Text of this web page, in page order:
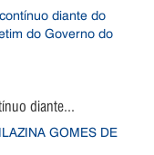
diante...